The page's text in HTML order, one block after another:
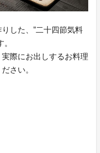
した、”二十四節気料
際にお出しするお料理
さい。